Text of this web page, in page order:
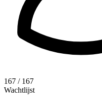
167 / 167
Wachtlijst